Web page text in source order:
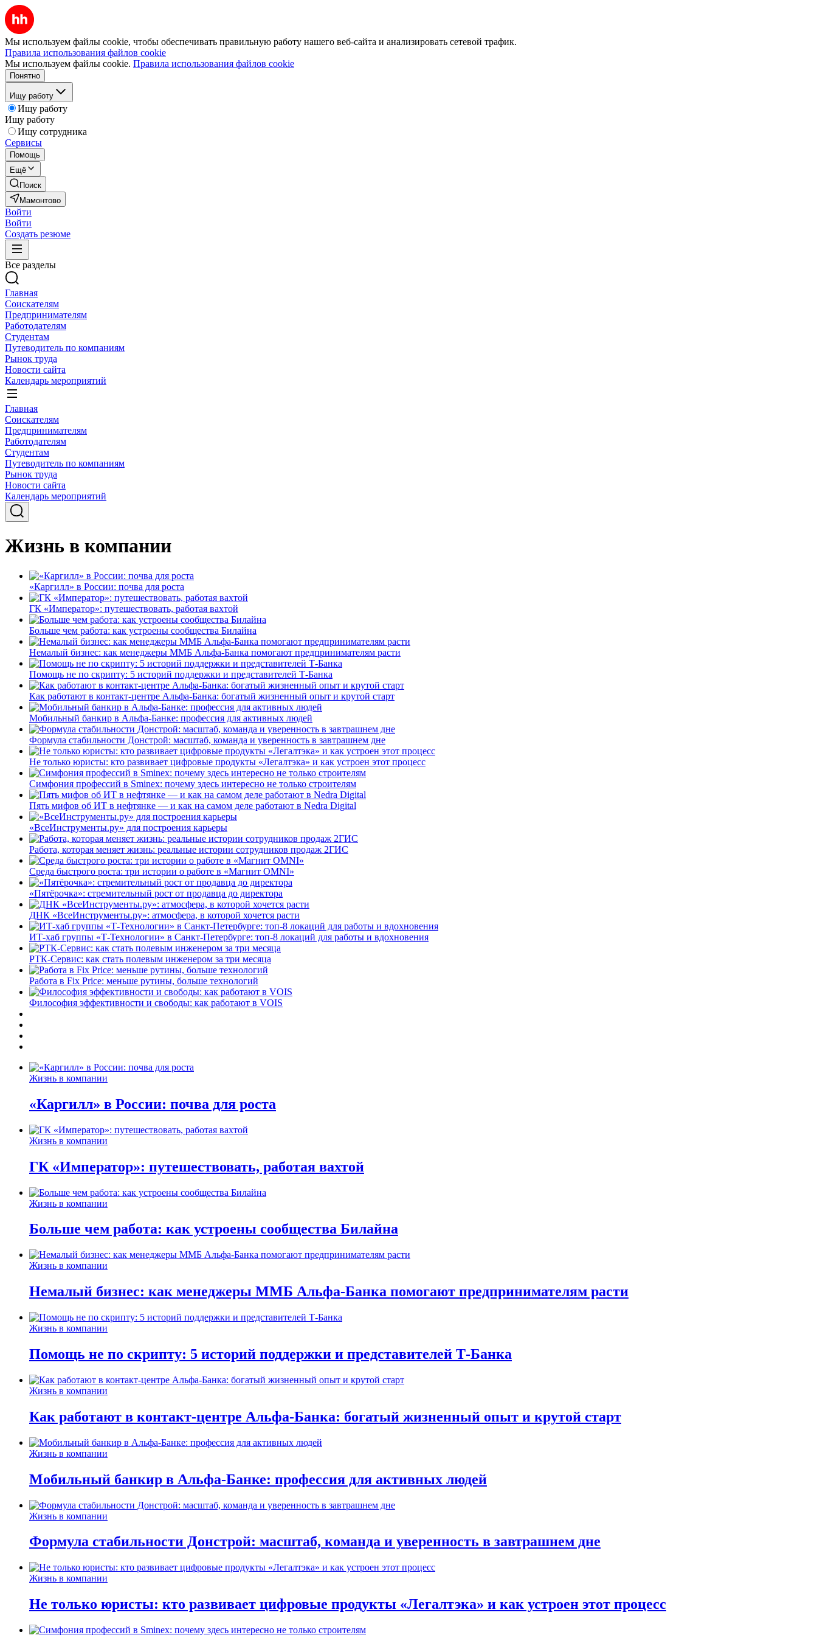
Мы используем файлы cookie, чтобы обеспечивать правильную работу нашего веб-сайта и анализировать сетевой трафик.
Правила использования файлов cookie
Мы используем файлы cookie. Правила использования файлов cookie
Понятно
Ищу работу
Ищу работу
Ищу работу
Ищу сотрудника
Сервисы
Помощь
Ещё
Поиск
Мамонтово
Войти
Войти
Создать резюме
Все разделы
Главная
Соискателям
Предпринимателям
Работодателям
Студентам
Путеводитель по компаниям
Рынок труда
Новости сайта
Календарь мероприятий
Главная
Соискателям
Предпринимателям
Работодателям
Студентам
Путеводитель по компаниям
Рынок труда
Новости сайта
Календарь мероприятий
Жизнь в компании
«Каргилл» в России: почва для роста
ГК «Император»: путешествовать, работая вахтой
Больше чем работа: как устроены сообщества Билайна
Немалый бизнес: как менеджеры ММБ Альфа-Банка помогают предпринимателям расти
Помощь не по скрипту: 5 историй поддержки и представителей Т-Банка
Как работают в контакт-центре Альфа-Банка: богатый жизненный опыт и крутой старт
Мобильный банкир в Альфа-Банке: профессия для активных людей
Формула стабильности Донстрой: масштаб, команда и уверенность в завтрашнем дне
Не только юристы: кто развивает цифровые продукты «Легалтэка» и как устроен этот процесс
Симфония профессий в Sminex: почему здесь интересно не только строителям
Пять мифов об ИТ в нефтянке — и как на самом деле работают в Nedra Digital
«ВсеИнструменты.ру» для построения карьеры
Работа, которая меняет жизнь: реальные истории сотрудников продаж 2ГИС
Среда быстрого роста: три истории о работе в «Магнит OMNI»
«Пятёрочка»: стремительный рост от продавца до директора
ДНК «ВсеИнструменты.ру»: атмосфера, в которой хочется расти
ИТ-хаб группы «Т-Технологии» в Санкт-Петербурге: топ-8 локаций для работы и вдохновения
РТК-Сервис: как стать полевым инженером за три месяца
Работа в Fix Price: меньше рутины, больше технологий
Философия эффективности и свободы: как работают в VOIS
Жизнь в компании
«Каргилл» в России: почва для роста
Жизнь в компании
ГК «Император»: путешествовать, работая вахтой
Жизнь в компании
Больше чем работа: как устроены сообщества Билайна
Жизнь в компании
Немалый бизнес: как менеджеры ММБ Альфа-Банка помогают предпринимателям расти
Жизнь в компании
Помощь не по скрипту: 5 историй поддержки и представителей Т-Банка
Жизнь в компании
Как работают в контакт-центре Альфа-Банка: богатый жизненный опыт и крутой старт
Жизнь в компании
Мобильный банкир в Альфа-Банке: профессия для активных людей
Жизнь в компании
Формула стабильности Донстрой: масштаб, команда и уверенность в завтрашнем дне
Жизнь в компании
Не только юристы: кто развивает цифровые продукты «Легалтэка» и как устроен этот процесс